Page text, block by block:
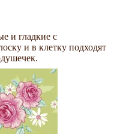
и гладкие с
и в клетку подходят